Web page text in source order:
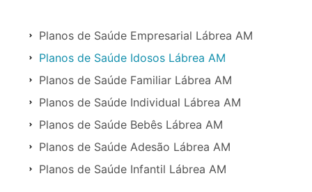
Planos de Saúde Empresarial Lábrea AM
Planos de Saúde Idosos Lábrea AM
Planos de Saúde Familiar Lábrea AM
Planos de Saúde Individual Lábrea AM
Planos de Saúde Bebês Lábrea AM
Planos de Saúde Adesão Lábrea AM
Planos de Saúde Infantil Lábrea AM